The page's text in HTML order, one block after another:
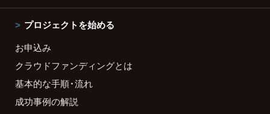
プロジェクトを始める
お申込み
クラウドファンディングとは
基本的な手順・流れ
成功事例の解説